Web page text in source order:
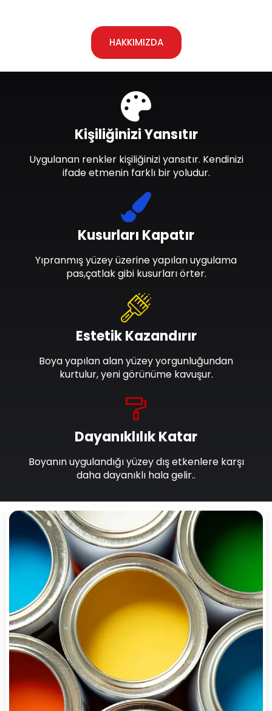
HAKKIMIZDA
Dayanıklılık Katar
Boyanın uygulandığı yüzey dış etkenlere karşı
daha dayanıklı hala gelir..
Estetik Kazandırır
Boya yapılan alan yüzey yorgunluğundan
kurtulur, yeni görünüme kavuşur.
Kusurları Kapatır
Yıpranmış yüzey üzerine yapılan uygulama
pas,çatlak gibi kusurları örter.
Kişiliğinizi Yansıtır
Uygulanan renkler kişiliğinizi yansıtır. Kendinizi
ifade etmenin farklı bir yoludur.